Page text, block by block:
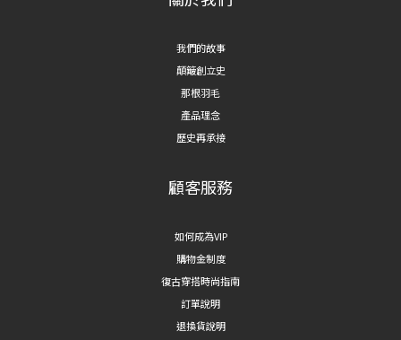
我們的故事
顛簸創立史
那根羽毛
產品理念
歷史再承接
顧客服務
如何成為VIP
購物金制度
復古穿搭時尚指南
訂單說明
退換貨說明